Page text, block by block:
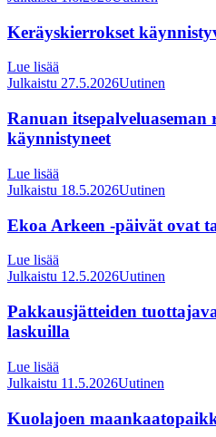
Keräyskierrokset
Lue lisää
Julkaistu 27.5.2026Uutinen
Ranuan
käynnistyneet
Lue lisää
Julkaistu 18.5.2026Uutinen
Ekoa Arkeen -päivät ovat
Lue lisää
Julkaistu 12.5.2026Uutinen
Pakkausjätteiden
laskuilla
Lue lisää
Julkaistu 11.5.2026Uutinen
Kuolajoen